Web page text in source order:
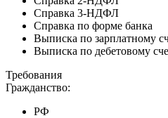
Справка 3-НДФЛ
Справка по форме банка
Выписка по зарплатному
Выписка по дебетовому
Требования
Гражданство:
РФ